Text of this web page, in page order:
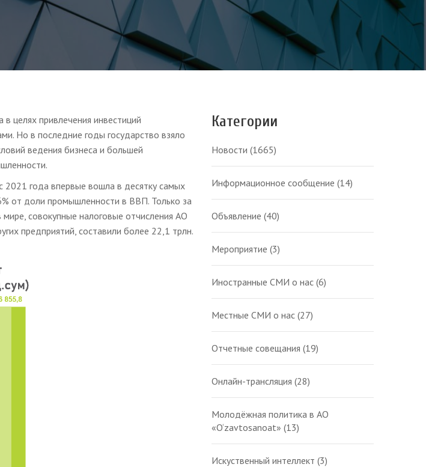
целях привлечения инвестиций
Но в последние годы государство взяло
ведения бизнеса и большей
года впервые вошла в десятку самых
от доли промышленности в ВВП. Только за
совокупные налоговые отчисления АО
предприятий, составили более 22,1 трлн.
Категории
Новости (1665)
Информационное сообщение (14)
Объявление (40)
Мероприятие (3)
Иностранные СМИ о нас (6)
Местные СМИ о нас (27)
Отчетные совещания (19)
Онлайн-трансляция (28)
Молодёжная политика в АО
«O‘zavtosanoat» (13)
Искуственный интеллект (3)